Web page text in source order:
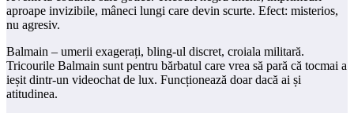
aproape invizibile, mâneci lungi care devin scurte. Efect: misterios,
nu agresiv.
Balmain – umerii exagerați, bling-ul discret, croiala militară.
Tricourile Balmain sunt pentru bărbatul care vrea să pară că tocmai a
ieșit dintr-un videochat de lux. Funcționează doar dacă ai și
atitudinea.